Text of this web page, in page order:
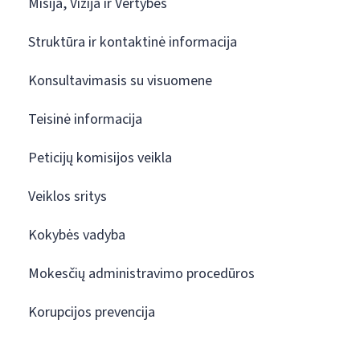
Struktūra ir kontaktinė informacija
Konsultavimasis su visuomene
Teisinė informacija
Peticijų komisijos veikla
Veiklos sritys
Kokybės vadyba
Mokesčių administravimo procedūros
Korupcijos prevencija